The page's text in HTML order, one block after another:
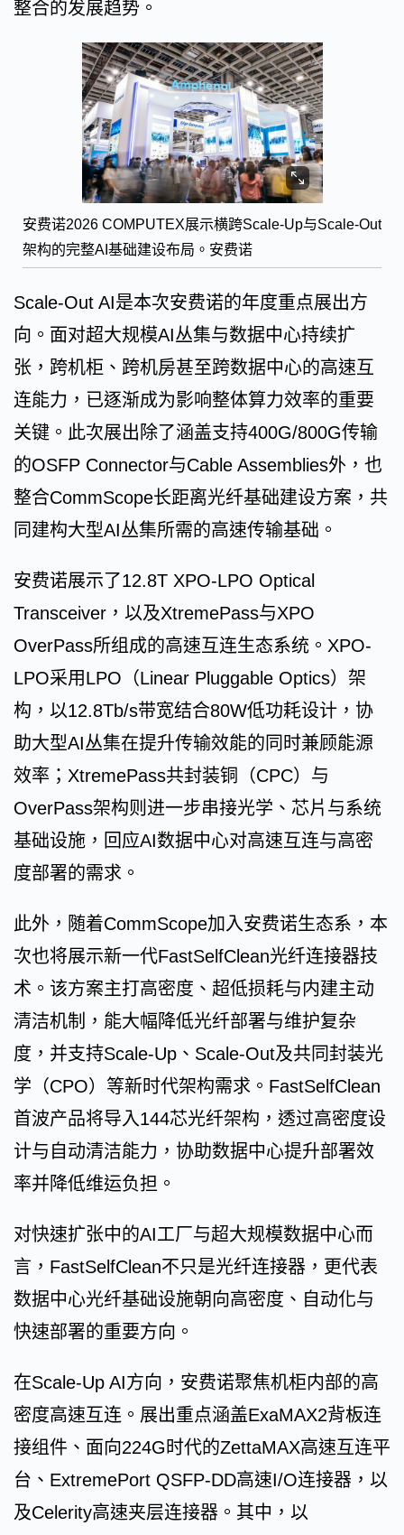
整合的发展趋势。
安费诺2026 COMPUTEX展示横跨Scale-Up与Scale-Out
架构的完整AI基础建设布局。安费诺
Scale-Out AI是本次安费诺的年度重点展出方
向。面对超大规模AI丛集与数据中心持续扩
张，跨机柜、跨机房甚至跨数据中心的高速互
连能力，已逐渐成为影响整体算力效率的重要
关键。此次展出除了涵盖支持400G/800G传输
的OSFP Connector与Cable Assemblies外，也
整合CommScope长距离光纤基础建设方案，共
同建构大型AI丛集所需的高速传输基础。
安费诺展示了12.8T XPO-LPO Optical
Transceiver，以及XtremePass与XPO
OverPass所组成的高速互连生态系统。XPO-
LPO采用LPO（Linear Pluggable Optics）架
构，以12.8Tb/s带宽结合80W低功耗设计，协
助大型AI丛集在提升传输效能的同时兼顾能源
效率；XtremePass共封装铜（CPC）与
OverPass架构则进一步串接光学、芯片与系统
基础设施，回应AI数据中心对高速互连与高密
度部署的需求。
此外，随着CommScope加入安费诺生态系，本
次也将展示新一代FastSelfClean光纤连接器技
术。该方案主打高密度、超低损耗与内建主动
清洁机制，能大幅降低光纤部署与维护复杂
度，并支持Scale-Up、Scale-Out及共同封装光
学（CPO）等新时代架构需求。FastSelfClean
首波产品将导入144芯光纤架构，透过高密度设
计与自动清洁能力，协助数据中心提升部署效
率并降低维运负担。
对快速扩张中的AI工厂与超大规模数据中心而
言，FastSelfClean不只是光纤连接器，更代表
数据中心光纤基础设施朝向高密度、自动化与
快速部署的重要方向。
在Scale-Up AI方向，安费诺聚焦机柜内部的高
密度高速互连。展出重点涵盖ExaMAX2背板连
接组件、面向224G时代的ZettaMAX高速互连平
台、ExtremePort QSFP-DD高速I/O连接器，以
及Celerity高速夹层连接器。其中，以